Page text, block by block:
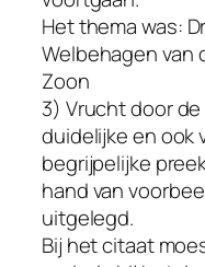
Het thema was:
Welbehagen van
Zoon
3) Vrucht door
duidelijke en ook
begrijpelijke
hand van
uitgelegd.
Bij het citaat